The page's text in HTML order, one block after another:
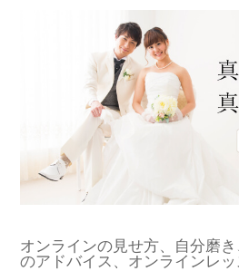
オンラインの見せ方、自分磨
のアドバイス、オンラインレッ